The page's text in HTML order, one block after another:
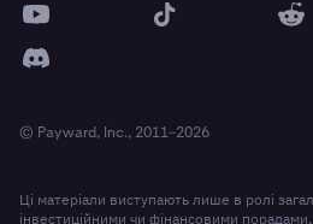
© Payward, Inc., 2011–2026
Ці матеріали виступають лише в ролі
інвестиційними чи фінансовими